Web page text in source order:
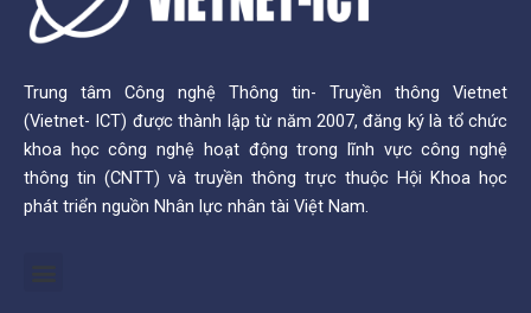
Trung tâm Công nghệ Thông tin- Truyền thông Vietnet
(Vietnet- ICT) được thành lập từ năm 2007, đăng ký là tổ chức
khoa học công nghệ hoạt động trong lĩnh vực công nghệ
thông tin (CNTT) và truyền thông trực thuộc Hội Khoa học
phát triển nguồn Nhân lực nhân tài Việt Nam.
Menu